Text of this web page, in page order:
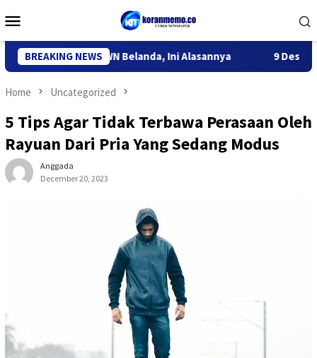
to
Menu
BREAKING NEWS
Deportasi WN Belanda, Ini Alasannya 9 Desa di 6
Home Uncategorized
5 Tips Agar Tidak Terbawa Perasaan Oleh
Rayuan Dari Pria Yang Sedang Modus
Anggada
December 20, 2023